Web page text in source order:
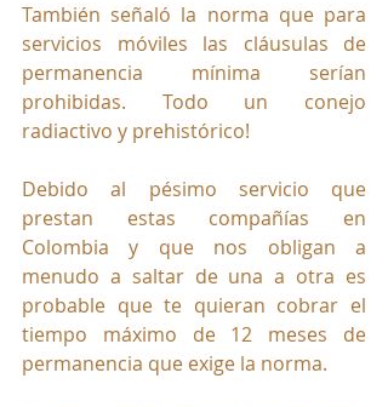
También señaló la norma que para
servicios móviles las cláusulas de
permanencia mínima serían
prohibidas. Todo un conejo
radiactivo y prehistórico!
Debido al pésimo servicio que
prestan estas compañías en
Colombia y que nos obligan a
menudo a saltar de una a otra es
probable que te quieran cobrar el
tiempo máximo de 12 meses de
permanencia que exige la norma.